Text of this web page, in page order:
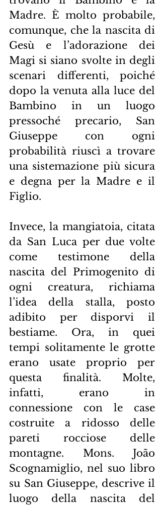
Madre. È molto probabile,
comunque, che la nascita di
Gesù e l’adorazione dei
Magi si siano svolte in degli
scenari differenti, poiché
dopo la venuta alla luce del
Bambino in un luogo
pressoché precario, San
Giuseppe con ogni
probabilità riuscì a trovare
una sistemazione più sicura
e degna per la Madre e il
Figlio.
Invece, la mangiatoia, citata
da San Luca per due volte
come testimone della
nascita del Primogenito di
ogni creatura, richiama
l’idea della stalla, posto
adibito per disporvi il
bestiame. Ora, in quei
tempi solitamente le grotte
erano usate proprio per
questa finalità. Molte,
infatti, erano in
connessione con le case
costruite a ridosso delle
pareti rocciose delle
montagne. Mons. João
Scognamiglio, nel suo libro
su San Giuseppe, descrive il
luogo della nascita del